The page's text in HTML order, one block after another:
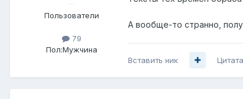
Пользователи
79
Пол:Мужчина
А вообще-то странно,
Вставить ник Цитата